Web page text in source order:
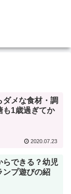
メな食材・調
も1歳過ぎてか
2020.07.23
らできる？幼児
ンプ遊びの紹